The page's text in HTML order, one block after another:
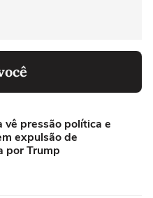
vê pressão política e
expulsão de
por Trump